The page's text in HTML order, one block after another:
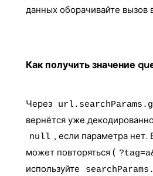
данных оборачивайте вызов
Как получить значение
Через
вернётся уже
null , если параметра нет.
может повторяться (
используйте